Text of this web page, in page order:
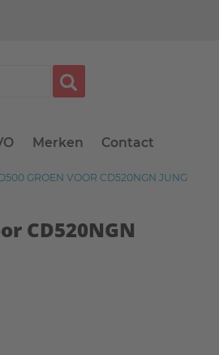
Merken Contact
GROEN VOOR CD520NGN JUNG
CD520NGN